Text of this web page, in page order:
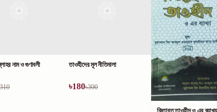
নাম ও গুণাবলী
310
তাওহীদের মূল নীতিমালা
৳180৳300